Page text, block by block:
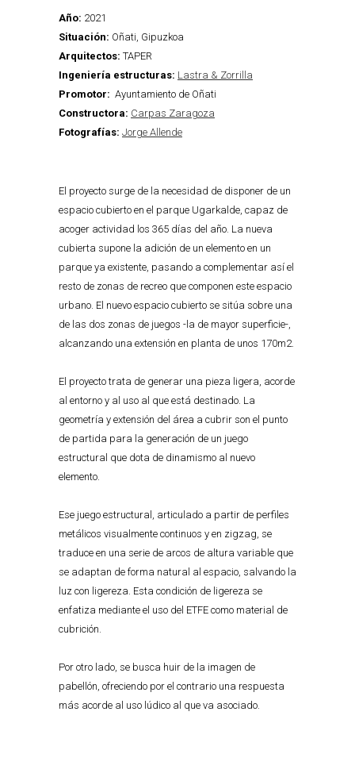
Año: 2021
Situación: Oñati, Gipuzkoa
Arquitectos: TAPER
Ingeniería estructuras: Lastra & Zorrilla
Promotor: Ayuntamiento de Oñati
Constructora: Carpas Zaragoza
Fotografías: Jorge Allende
El proyecto surge de la necesidad de disponer de un
espacio cubierto en el parque Ugarkalde, capaz de
acoger actividad los 365 días del año. La nueva
cubierta supone la adición de un elemento en un
parque ya existente, pasando a complementar así el
resto de zonas de recreo que componen este espacio
urbano. El nuevo espacio cubierto se sitúa sobre una
de las dos zonas de juegos -la de mayor superficie-,
alcanzando una extensión en planta de unos 170m2.
El proyecto trata de generar una pieza ligera, acorde
al entorno y al uso al que está destinado. La
geometría y extensión del área a cubrir son el punto
de partida para la generación de un juego
estructural que dota de dinamismo al nuevo
elemento.
Ese juego estructural, articulado a partir de perfiles
metálicos visualmente continuos y en zigzag, se
traduce en una serie de arcos de altura variable que
se adaptan de forma natural al espacio, salvando la
luz con ligereza. Esta condición de ligereza se
enfatiza mediante el uso del ETFE como material de
cubrición.
Por otro lado, se busca huir de la imagen de
pabellón, ofreciendo por el contrario una respuesta
más acorde al uso lúdico al que va asociado.